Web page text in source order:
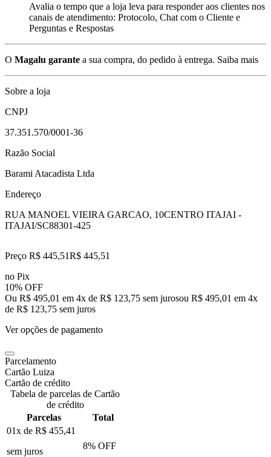
Avalia o tempo que a loja leva para responder aos clientes nos
canais de atendimento: Protocolo, Chat com o Cliente e
Perguntas e Respostas
O Magalu garante a sua compra, do pedido à entrega. Saiba mais
Sobre a loja
CNPJ
37.351.570/0001-36
Razão Social
Barami Atacadista Ltda
Endereço
RUA MANOEL VIEIRA GARCAO, 10CENTRO ITAJAI -
ITAJAI/SC88301-425
Preço R$ 445,51R$ 445,51
no Pix
10% OFF
Ou R$ 495,01 em 4x de R$ 123,75 sem jurosou R$ 495,01 em 4x
de R$ 123,75 sem juros
Ver opções de pagamento
Parcelamento
Cartão Luiza
Cartão de crédito
Tabela de parcelas de Cartão
de crédito
Parcelas
Total
01x de R$ 455,41
sem juros
8% OFF